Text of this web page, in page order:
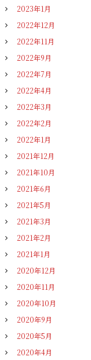
2023年1月
2022年12月
2022年11月
2022年9月
2022年7月
2022年4月
2022年3月
2022年2月
2022年1月
2021年12月
2021年10月
2021年6月
2021年5月
2021年3月
2021年2月
2021年1月
2020年12月
2020年11月
2020年10月
2020年9月
2020年5月
2020年4月